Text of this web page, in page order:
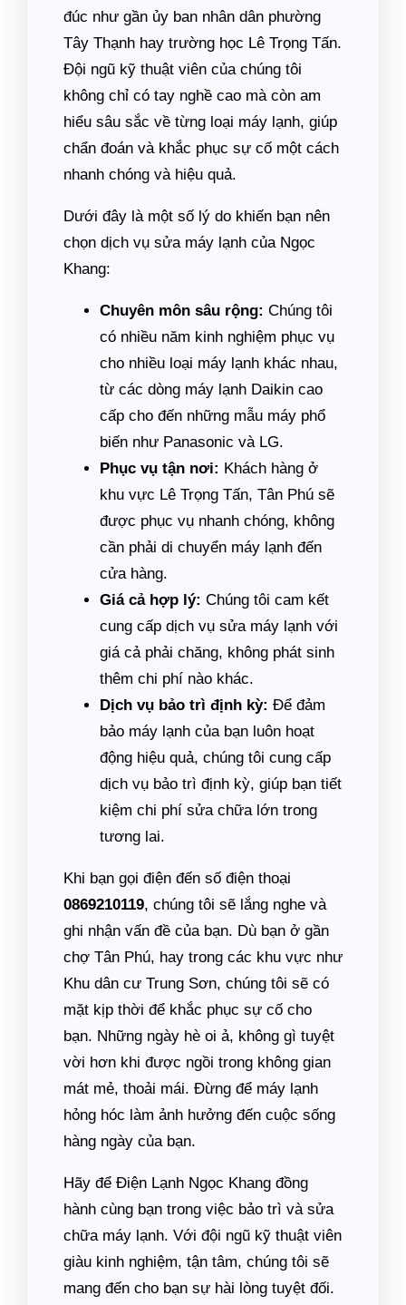
đúc như gần ủy ban nhân dân phường
Tây Thạnh hay trường học Lê Trọng Tấn.
Đội ngũ kỹ thuật viên của chúng tôi
không chỉ có tay nghề cao mà còn am
hiểu sâu sắc về từng loại máy lạnh, giúp
chẩn đoán và khắc phục sự cố một cách
nhanh chóng và hiệu quả.
Dưới đây là một số lý do khiến bạn nên
chọn dịch vụ sửa máy lạnh của Ngọc
Khang:
Chuyên môn sâu rộng: Chúng tôi
có nhiều năm kinh nghiệm phục vụ
cho nhiều loại máy lạnh khác nhau,
từ các dòng máy lạnh Daikin cao
cấp cho đến những mẫu máy phổ
biến như Panasonic và LG.
Phục vụ tận nơi: Khách hàng ở
khu vực Lê Trọng Tấn, Tân Phú sẽ
được phục vụ nhanh chóng, không
cần phải di chuyển máy lạnh đến
cửa hàng.
Giá cả hợp lý: Chúng tôi cam kết
cung cấp dịch vụ sửa máy lạnh với
giá cả phải chăng, không phát sinh
thêm chi phí nào khác.
Dịch vụ bảo trì định kỳ: Để đảm
bảo máy lạnh của bạn luôn hoạt
động hiệu quả, chúng tôi cung cấp
dịch vụ bảo trì định kỳ, giúp bạn tiết
kiệm chi phí sửa chữa lớn trong
tương lai.
Khi bạn gọi điện đến số điện thoại
0869210119, chúng tôi sẽ lắng nghe và
ghi nhận vấn đề của bạn. Dù bạn ở gần
chợ Tân Phú, hay trong các khu vực như
Khu dân cư Trung Sơn, chúng tôi sẽ có
mặt kịp thời để khắc phục sự cố cho
bạn. Những ngày hè oi ả, không gì tuyệt
vời hơn khi được ngồi trong không gian
mát mẻ, thoải mái. Đừng để máy lạnh
hỏng hóc làm ảnh hưởng đến cuộc sống
hàng ngày của bạn.
Hãy để Điện Lạnh Ngọc Khang đồng
hành cùng bạn trong việc bảo trì và sửa
chữa máy lạnh. Với đội ngũ kỹ thuật viên
giàu kinh nghiệm, tận tâm, chúng tôi sẽ
mang đến cho bạn sự hài lòng tuyệt đối.